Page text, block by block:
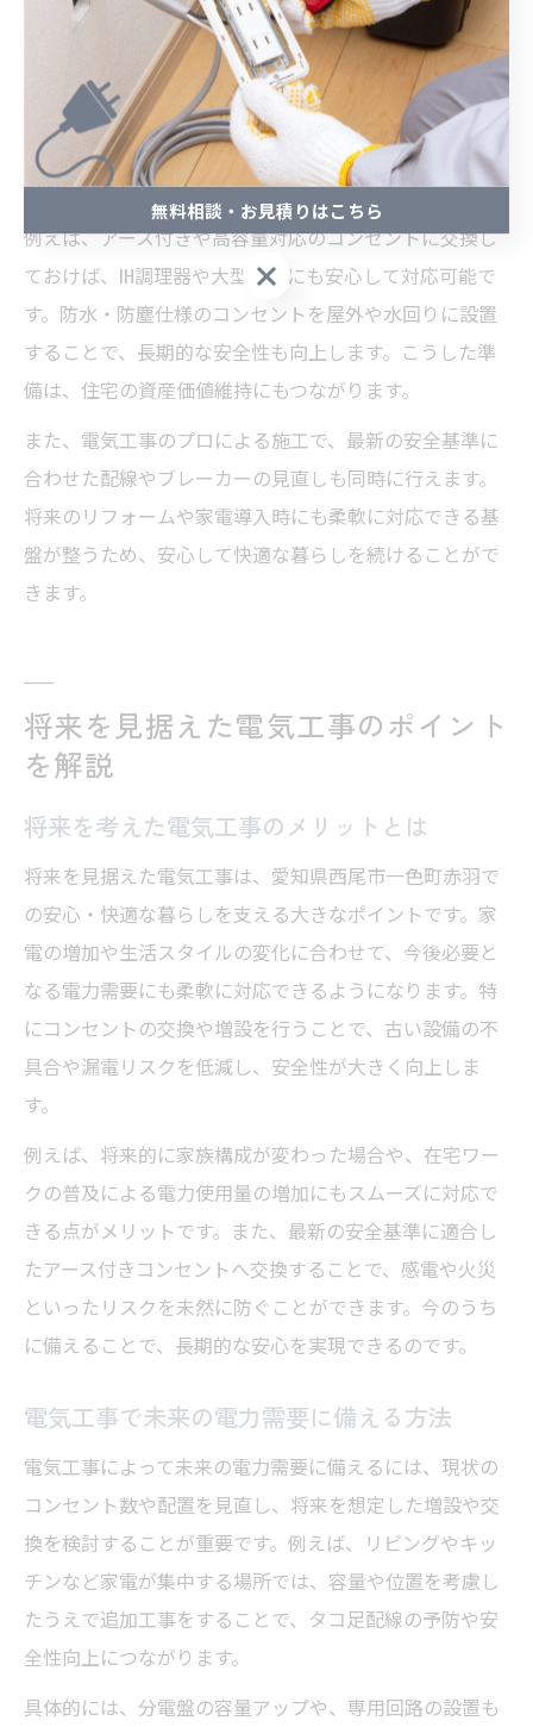
便性を長く保つための賢い選択です。家電の進化や家族
構成の変化、テレワークの普及など、今後も電力需要は
増加傾向にあります。今のうちに余裕を持ったコンセン
ト設計・交換を行うことで、後々の工事やトラブルを最
小限に抑えられます。
例えば、アース付きや高容量対応のコンセントに交換し
ておけば、IH調理器や大型家電にも安心して対応可能で
す。防水・防塵仕様のコンセントを屋外や水回りに設置
することで、長期的な安全性も向上します。こうした準
備は、住宅の資産価値維持にもつながります。
また、電気工事のプロによる施工で、最新の安全基準に
合わせた配線やブレーカーの見直しも同時に行えます。
将来のリフォームや家電導入時にも柔軟に対応できる基
盤が整うため、安心して快適な暮らしを続けることがで
きます。
将来を見据えた電気工事のポイント
を解説
将来を考えた電気工事のメリットとは
将来を見据えた電気工事は、愛知県西尾市一色町赤羽で
の安心・快適な暮らしを支える大きなポイントです。家
電の増加や生活スタイルの変化に合わせて、今後必要と
なる電力需要にも柔軟に対応できるようになります。特
にコンセントの交換や増設を行うことで、古い設備の不
具合や漏電リスクを低減し、安全性が大きく向上しま
す。
例えば、将来的に家族構成が変わった場合や、在宅ワー
クの普及による電力使用量の増加にもスムーズに対応で
きる点がメリットです。また、最新の安全基準に適合し
たアース付きコンセントへ交換することで、感電や火災
といったリスクを未然に防ぐことができます。今のうち
に備えることで、長期的な安心を実現できるのです。
電気工事で未来の電力需要に備える方法
電気工事によって未来の電力需要に備えるには、現状の
コンセント数や配置を見直し、将来を想定した増設や交
換を検討することが重要です。例えば、リビングやキッ
チンなど家電が集中する場所では、容量や位置を考慮し
たうえで追加工事をすることで、タコ足配線の予防や安
全性向上につながります。
具体的には、分電盤の容量アップや、専用回路の設置も
無料相談・お見積りはこちら
無料相談・お見積りはこちら